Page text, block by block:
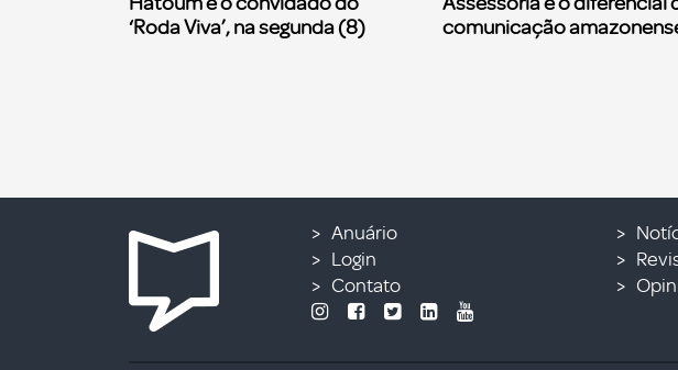
‘Roda Viva’, na segunda (8)
comunicação
Anuário
Login
Contato